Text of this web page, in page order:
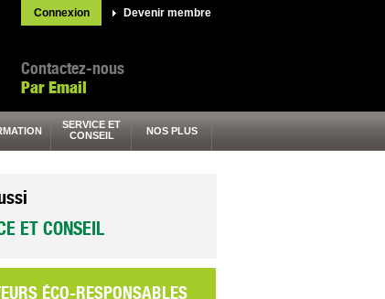
Connexion Devenir membre
Contactez-nous
Par Email
SERVICE ET
CONSEIL
NOS PLUS
ET CONSEIL
ÉCO-RESPONSABLES